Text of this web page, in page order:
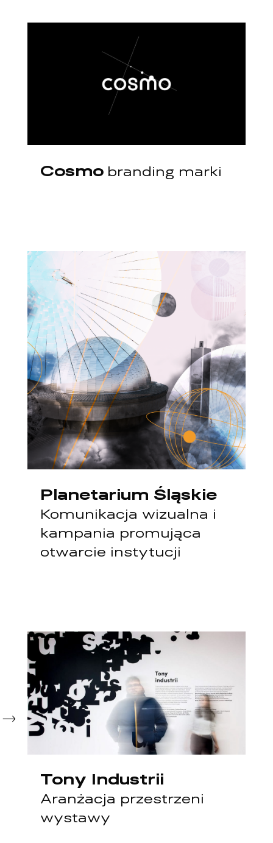
Cosmo branding marki
Planetarium Śląskie
Komunikacja wizualna i
kampania promująca
otwarcie instytucji
Tony Industrii
Aranżacja przestrzeni
wystawy